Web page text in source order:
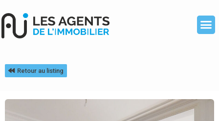
Retour au listing